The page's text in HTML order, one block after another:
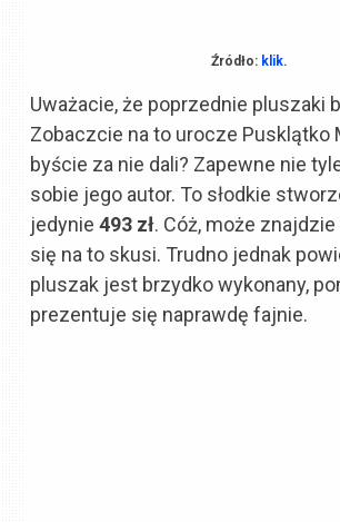
Źródło:klik.
Uważacie, że poprzednie pluszaki
Zobaczcie na to urocze Pusklątko
byście za nie dali? Zapewne nie
sobie jego autor. To słodkie
jedynie493 zł. Cóż, może
się na to skusi. Trudno jednak
pluszak jest brzydko wykonany,
prezentuje się naprawdę fajnie.